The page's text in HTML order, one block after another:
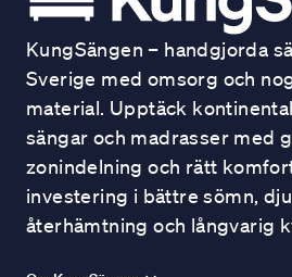
KungSängen – handgjorda
Sverige med omsorg och
material. Upptäck
sängar och madrasser med
zonindelning och rätt
investering i bättre sömn,
återhämtning och långvarig